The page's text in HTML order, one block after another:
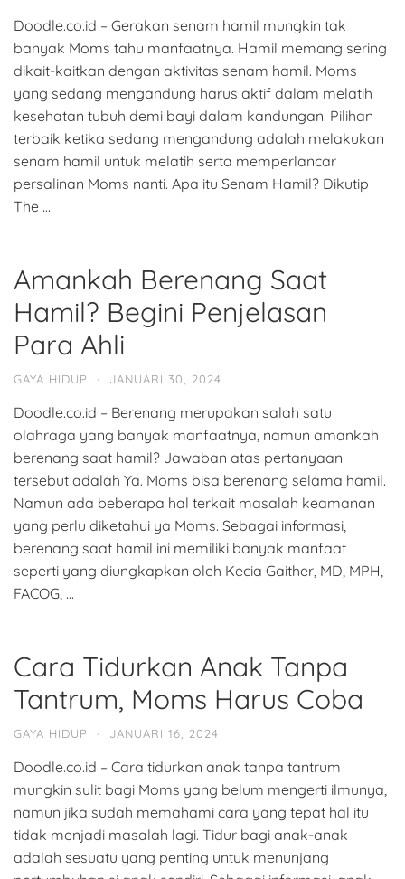
Doodle.co.id – Gerakan senam hamil mungkin tak
banyak Moms tahu manfaatnya. Hamil memang sering
dikait-kaitkan dengan aktivitas senam hamil. Moms
yang sedang mengandung harus aktif dalam melatih
kesehatan tubuh demi bayi dalam kandungan. Pilihan
terbaik ketika sedang mengandung adalah melakukan
senam hamil untuk melatih serta memperlancar
persalinan Moms nanti. Apa itu Senam Hamil? Dikutip
The …
Amankah Berenang Saat
Hamil? Begini Penjelasan
Para Ahli
GAYA HIDUP · JANUARI 30, 2024
Doodle.co.id – Berenang merupakan salah satu
olahraga yang banyak manfaatnya, namun amankah
berenang saat hamil? Jawaban atas pertanyaan
tersebut adalah Ya. Moms bisa berenang selama hamil.
Namun ada beberapa hal terkait masalah keamanan
yang perlu diketahui ya Moms. Sebagai informasi,
berenang saat hamil ini memiliki banyak manfaat
seperti yang diungkapkan oleh Kecia Gaither, MD, MPH,
FACOG, …
Cara Tidurkan Anak Tanpa
Tantrum, Moms Harus Coba
GAYA HIDUP · JANUARI 16, 2024
Doodle.co.id – Cara tidurkan anak tanpa tantrum
mungkin sulit bagi Moms yang belum mengerti ilmunya,
namun jika sudah memahami cara yang tepat hal itu
tidak menjadi masalah lagi. Tidur bagi anak-anak
adalah sesuatu yang penting untuk menunjang